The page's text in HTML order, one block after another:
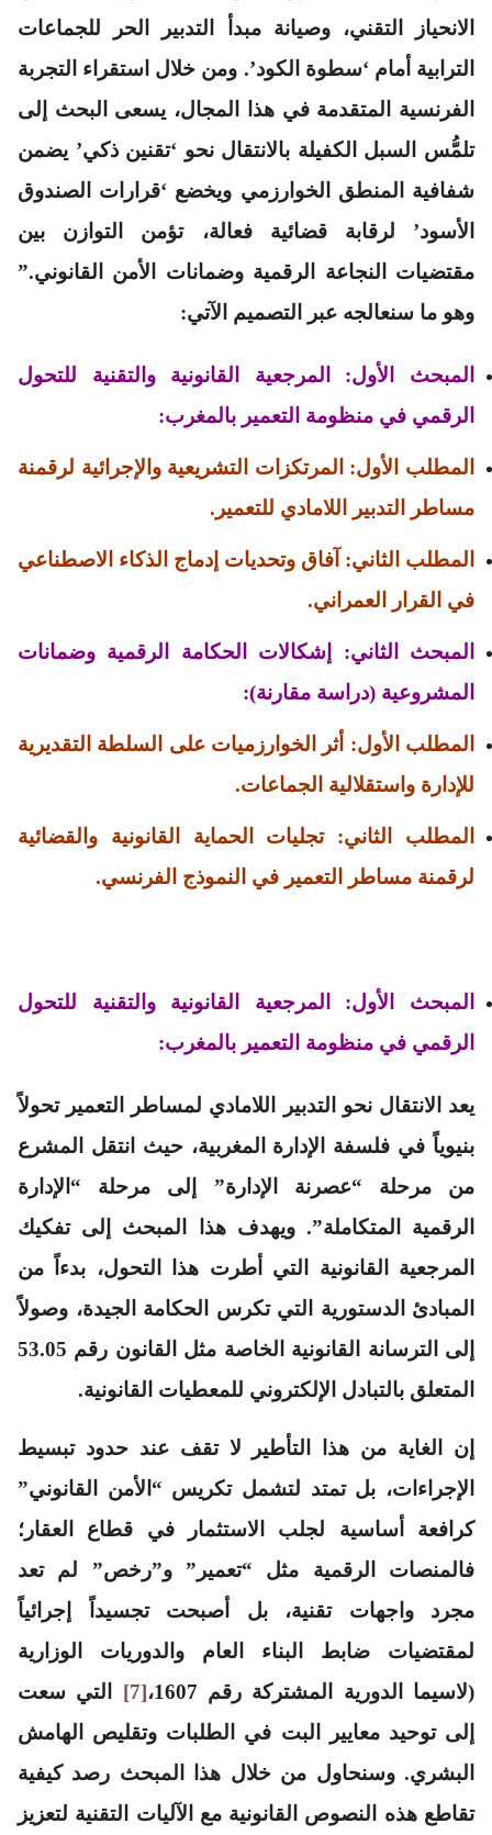
الانحياز التقني، وصيانة مبدأ التدبير الحر للجماعات
الترابية أمام ‘سطوة الكود’. ومن خلال استقراء التجربة
الفرنسية المتقدمة في هذا المجال، يسعى البحث إلى
تلمُّس السبل الكفيلة بالانتقال نحو ‘تقنين ذكي’ يضمن
شفافية المنطق الخوارزمي ويخضع ‘قرارات الصندوق
الأسود’ لرقابة قضائية فعالة، تؤمن التوازن بين
مقتضيات النجاعة الرقمية وضمانات الأمن القانوني.”
وهو ما سنعالجه عبر التصميم الآتي:
المبحث الأول: المرجعية القانونية والتقنية للتحول
الرقمي في منظومة التعمير بالمغرب:
المطلب الأول: المرتكزات التشريعية والإجرائية لرقمنة
مساطر التدبير اللامادي للتعمير.
المطلب الثاني: آفاق وتحديات إدماج الذكاء الاصطناعي
في القرار العمراني.
المبحث الثاني: إشكالات الحكامة الرقمية وضمانات
المشروعية (دراسة مقارنة):
المطلب الأول: أثر الخوارزميات على السلطة التقديرية
للإدارة واستقلالية الجماعات.
المطلب الثاني: تجليات الحماية القانونية والقضائية
لرقمنة مساطر التعمير في النموذج الفرنسي.
المبحث الأول: المرجعية القانونية والتقنية للتحول
الرقمي في منظومة التعمير بالمغرب:
يعد الانتقال نحو التدبير اللامادي لمساطر التعمير تحولاً
بنيوياً في فلسفة الإدارة المغربية، حيث انتقل المشرع
من مرحلة “عصرنة الإدارة” إلى مرحلة “الإدارة
الرقمية المتكاملة”. ويهدف هذا المبحث إلى تفكيك
المرجعية القانونية التي أطرت هذا التحول، بدءاً من
المبادئ الدستورية التي تكرس الحكامة الجيدة، وصولاً
إلى الترسانة القانونية الخاصة مثل القانون رقم 53.05
المتعلق بالتبادل الإلكتروني للمعطيات القانونية.
إن الغاية من هذا التأطير لا تقف عند حدود تبسيط
الإجراءات، بل تمتد لتشمل تكريس “الأمن القانوني”
كرافعة أساسية لجلب الاستثمار في قطاع العقار؛
فالمنصات الرقمية مثل “تعمير” و”رخص” لم تعد
مجرد واجهات تقنية، بل أصبحت تجسيداً إجرائياً
لمقتضيات ضابط البناء العام والدوريات الوزارية
(لاسيما الدورية المشتركة رقم 1607،
[7]
التي سعت
إلى توحيد معايير البت في الطلبات وتقليص الهامش
البشري. وسنحاول من خلال هذا المبحث رصد كيفية
تقاطع هذه النصوص القانونية مع الآليات التقنية لتعزيز